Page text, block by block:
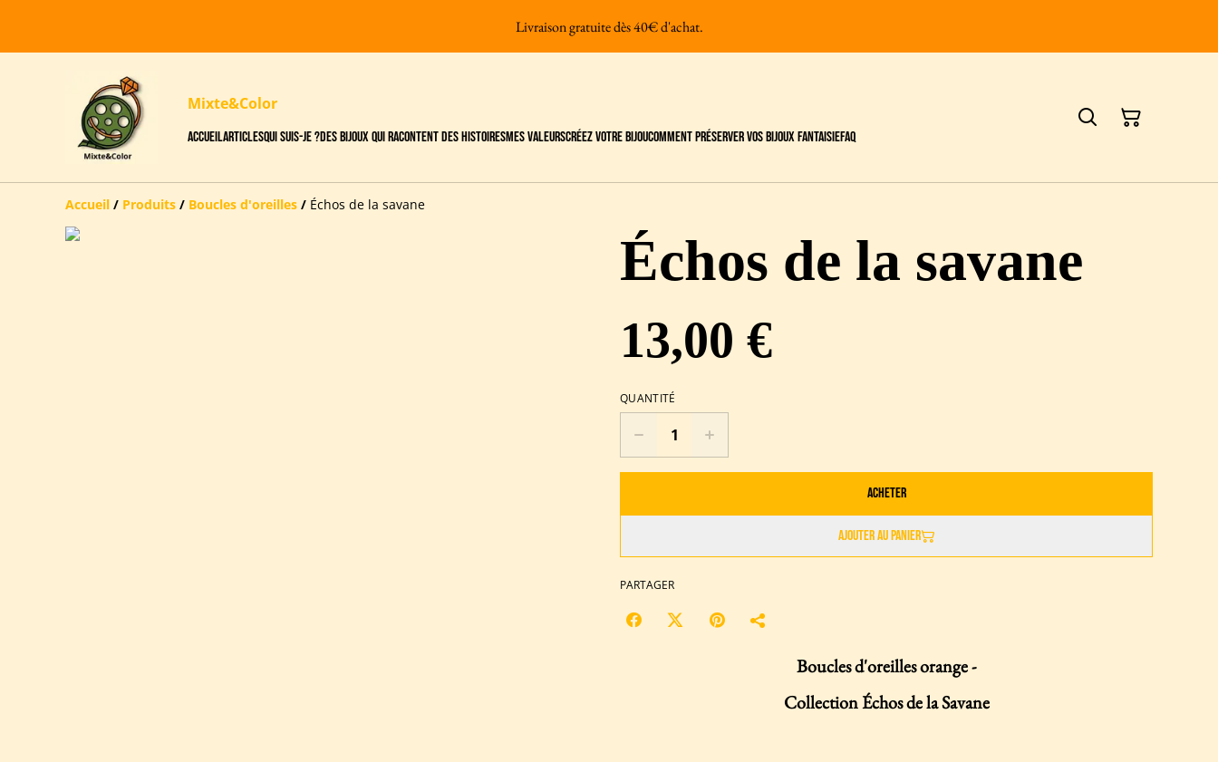
Livraison gratuite dès 40€ d'achat.
Mixte&Color
AccueilArticlesQui suis-je ?Des bijoux qui racontent des HistoiresMes valeursCréez votre bijouComment préserver vos bijoux fantaisieFAQ
Accueil / Produits / Boucles d'oreilles / Échos de la savane
Échos de la savane
13,00 €
QUANTITÉ
Acheter
Ajouter au panier
PARTAGER
Boucles d'oreilles orange -
Collection Échos de la Savane